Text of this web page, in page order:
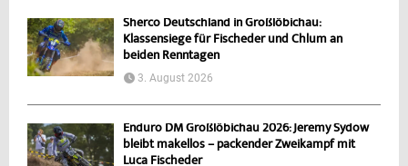
Sherco Deutschland in Großlöbichau:
Klassensiege für Fischeder und Chlum an
beiden Renntagen
3. August 2026
Enduro DM Großlöbichau 2026: Jeremy Sydow
bleibt makellos – packender Zweikampf mit
Luca Fischeder